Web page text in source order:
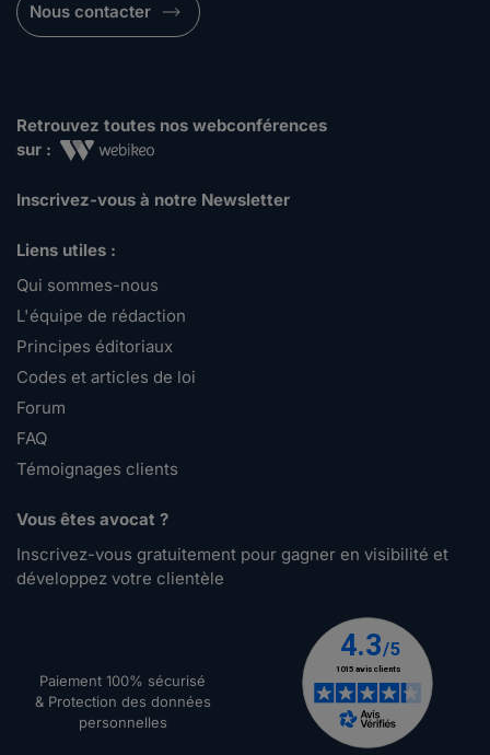
Nous contacter
Retrouvez toutes nos webconférences
sur :
Inscrivez-vous à notre Newsletter
Liens utiles :
Qui sommes-nous
L'équipe de rédaction
Principes éditoriaux
Codes et articles de loi
Forum
FAQ
Témoignages clients
Vous êtes avocat ?
Inscrivez-vous gratuitement pour gagner en visibilité et
développez votre clientèle
Paiement 100% sécurisé
& Protection des données
personnelles